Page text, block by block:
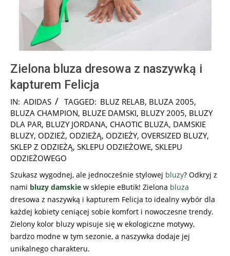
Zielona bluza dresowa z naszywką i
kapturem Felicja
2025-
08-
31
IN: ADIDAS TAGGED: BLUZ RELAB, BLUZA 2005,
BLUZA CHAMPION, BLUZE DAMSKI, BLUZY 2005, BLUZY
DLA PAR, BLUZY JORDANA, CHAOTIC BLUZA, DAMSKIE
BLUZY, ODZIEŻ, ODZIEŻĄ, ODZIEŻY, OVERSIZED BLUZY,
SKLEP Z ODZIEŻĄ, SKLEPU ODZIEŻOWE, SKLEPU
ODZIEŻOWEGO
Szukasz wygodnej, ale jednocześnie stylowej bluzy? Odkryj z
nami bluzy damskie w sklepie eButik! Zielona bluza
dresowa z naszywką i kapturem Felicja to idealny wybór dla
każdej kobiety ceniącej sobie komfort i nowoczesne trendy.
Zielony kolor bluzy wpisuje się w ekologiczne motywy,
bardzo modne w tym sezonie, a naszywka dodaje jej
unikalnego charakteru.